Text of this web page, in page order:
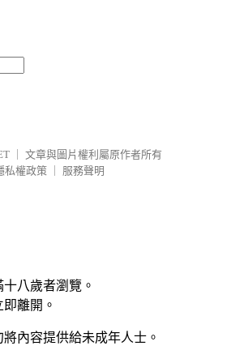
文章與圖片權利屬原作者所有
私權政策
服務聲明
八歲者瀏覽。
離開。
內容提供給未成年人士。